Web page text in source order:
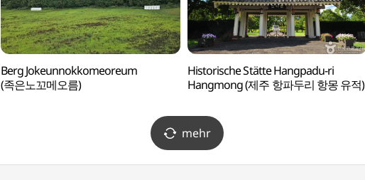
Berg Jokeunnokkomeoreum
(족은노꼬메오름)
Historische Stätte Hangpadu-ri
Hangmong (제주 항파두리 항몽 유적)
mehr